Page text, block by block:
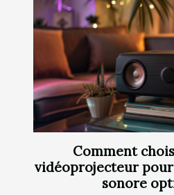
Comment
vidéoprojecteur
sonore